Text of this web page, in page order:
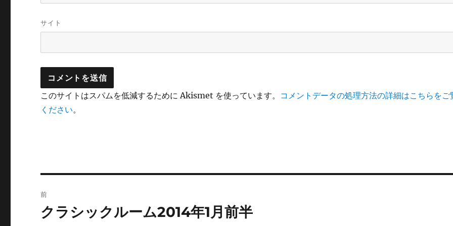
サイト
このサイトはスパムを低減するために Akismet を使っています。 コメントデータの処理方法の詳細はこちらをご
ください。
稿
前
前
クラシックルーム2014年1月前半